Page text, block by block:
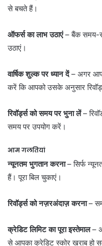
से बचते हैं।
ऑफर्स का लाभ उठाएं– बैंक समय-
उठाएं।
वार्षिक शुल्क पर ध्यान दें– अगर
करें कि आपको उसके अनुसार
रिवॉर्ड्स को समय पर भुना लें–
समय पर उपयोग करें।
आम गलतियां
न्यूनतम भुगतान करना– सिर्फ
हैं। पूरा बिल चुकाएं।
रिवॉर्ड्स को नज़रअंदाज़ करना–
क्रेडिट लिमिट का पूरा इस्तेमाल–
से आपका क्रेडिट स्कोर खराब हो